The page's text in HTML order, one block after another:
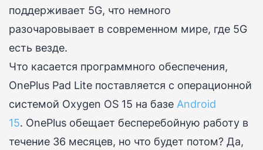
поддерживает 5G, что немного
разочаровывает в современном мире, где 5G
есть везде.
Что касается программного обеспечения,
OnePlus Pad Lite поставляется с операционной
системой Oxygen OS 15 на базеAndroid
15. OnePlus обещает бесперебойную работу в
течение 36 месяцев, но что будет потом?Да,